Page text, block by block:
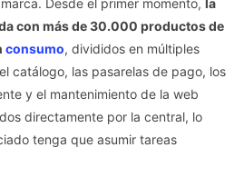
Desde el primer momento, la
con más de 30.000 productos de
consumo, divididos en múltiples
catálogo, las pasarelas de pago, los
y el mantenimiento de la web
directamente por la central, lo
tenga que asumir tareas